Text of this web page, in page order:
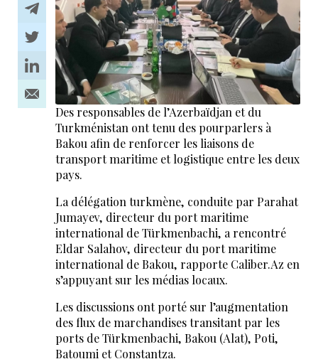
Des responsables de l’Azerbaïdjan et du
Turkménistan ont tenu des pourparlers à
Bakou afin de renforcer les liaisons de
transport maritime et logistique entre les deux
pays.
La délégation turkmène, conduite par Parahat
Jumayev, directeur du port maritime
international de Türkmenbachi, a rencontré
Eldar Salahov, directeur du port maritime
international de Bakou, rapporte Caliber.Az en
s’appuyant sur les médias locaux.
Les discussions ont porté sur l’augmentation
des flux de marchandises transitant par les
ports de Türkmenbachi, Bakou (Alat), Poti,
Batoumi et Constantza.